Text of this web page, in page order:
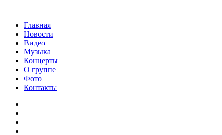
Главная
Новости
Видео
Музыка
Концерты
О группе
Фото
Контакты